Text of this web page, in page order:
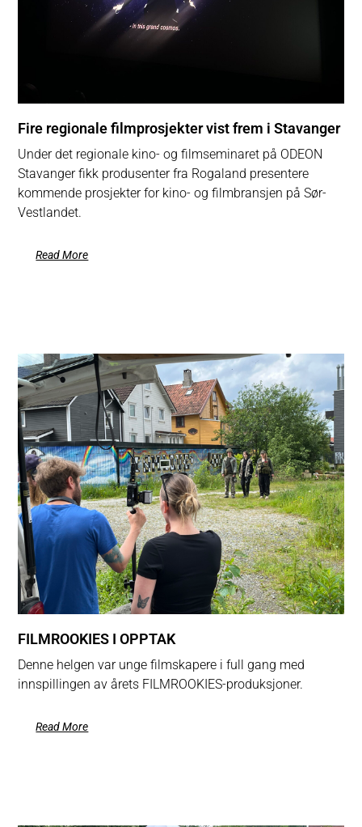
Fire regionale filmprosjekter vist frem i Stavanger
Under det regionale kino- og filmseminaret på ODEON
Stavanger fikk produsenter fra Rogaland presentere
kommende prosjekter for kino- og filmbransjen på Sør-
Vestlandet.
Read More
FILMROOKIES I OPPTAK
Denne helgen var unge filmskapere i full gang med
innspillingen av årets FILMROOKIES-produksjoner.
Read More